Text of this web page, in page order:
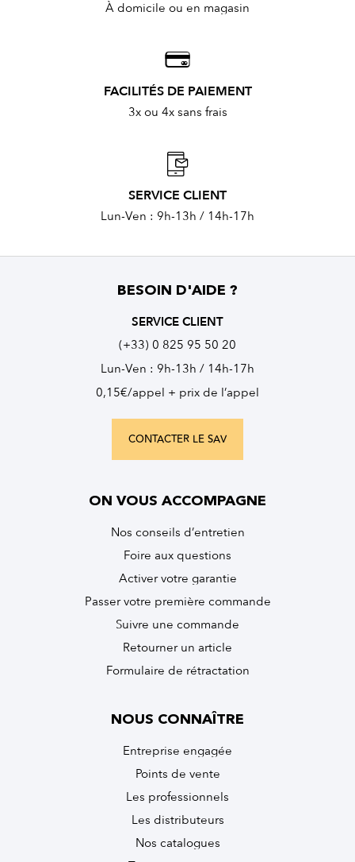
À domicile ou en magasin
FACILITÉS DE PAIEMENT
3x ou 4x sans frais
SERVICE CLIENT
Lun-Ven : 9h-13h / 14h-17h
BESOIN D'AIDE ?
SERVICE CLIENT
(+33) 0 825 95 50 20
Lun-Ven : 9h-13h / 14h-17h
0,15€/appel + prix de l’appel
CONTACTER LE SAV
ON VOUS ACCOMPAGNE
Nos conseils d’entretien
Foire aux questions
Activer votre garantie
Passer votre première commande
Suivre une commande
Retourner un article
Formulaire de rétractation
NOUS CONNAÎTRE
Entreprise engagée
Points de vente
Les professionnels
Les distributeurs
Nos catalogues